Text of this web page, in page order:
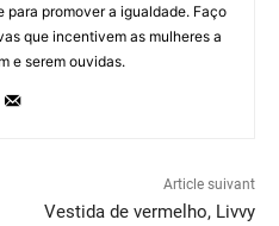
para promover a igualdade. Faço
que incentivem as mulheres a
e serem ouvidas.
Article suivant
Vestida de vermelho, Livvy